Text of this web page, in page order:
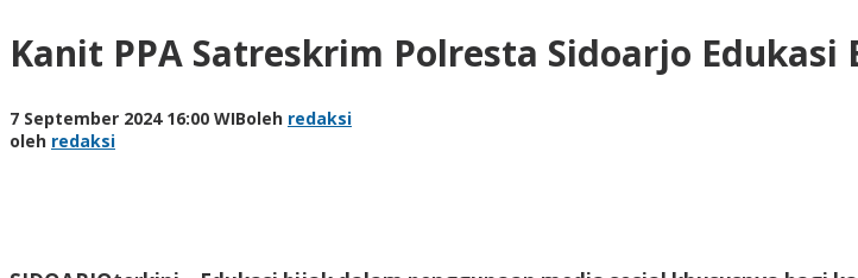
Kanit PPA Satreskrim Polresta Sidoarjo
7 September 2024 16:00 WIBoleh redaksi
oleh redaksi